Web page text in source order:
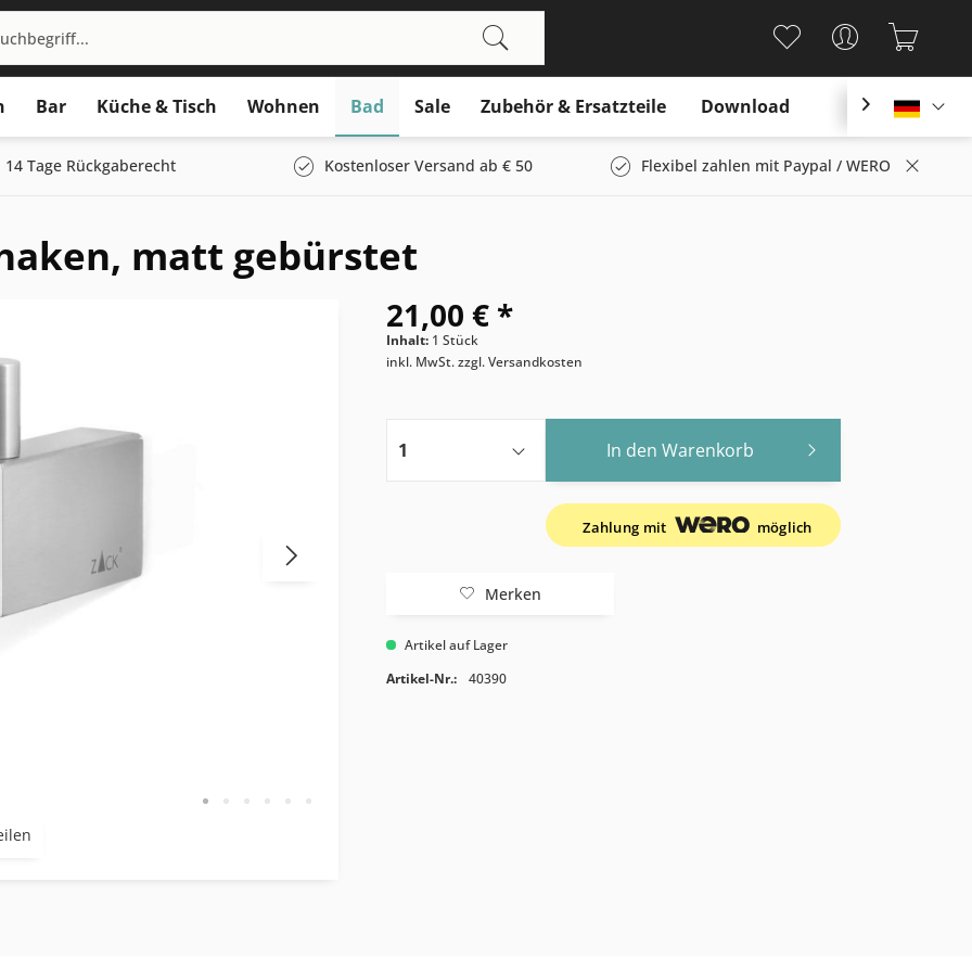
Bar Küche & Tisch Wohnen Bad Sale Zubehör & Ersatzteile Download 
14 Tage Rückgaberecht Kostenloser Versand ab € 50 Flexibel zahlen mit Paypal / WERO
matt gebürstet
21,00 € *
Inhalt: 1 Stück
inkl. MwSt.zzgl. Versandkosten
In den Warenkorb
Zahlung mit möglich
Merken
Artikel auf Lager
Artikel-Nr.:
40390